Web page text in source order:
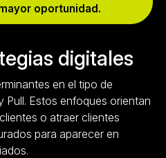
oportunidad.
digitales
en el tipo de
Pull. Estos enfoques orientan
o atraer clientes
para aparecer en